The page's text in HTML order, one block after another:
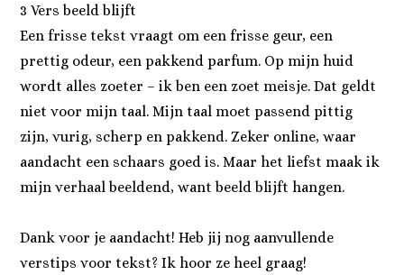
3 Vers beeld blijft
Een frisse tekst vraagt om een frisse geur, een
prettig odeur, een pakkend parfum. Op mijn huid
wordt alles zoeter – ik ben een zoet meisje. Dat geldt
niet voor mijn taal. Mijn taal moet passend pittig
zijn, vurig, scherp en pakkend. Zeker online, waar
aandacht een schaars goed is. Maar het liefst maak ik
mijn verhaal beeldend, want beeld blijft hangen.
Dank voor je aandacht! Heb jij nog aanvullende
verstips voor tekst? Ik hoor ze heel graag!